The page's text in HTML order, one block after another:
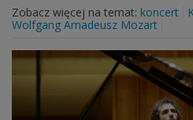
Zobacz więcej na temat: koncert
Wolfgang Amadeusz Mozart